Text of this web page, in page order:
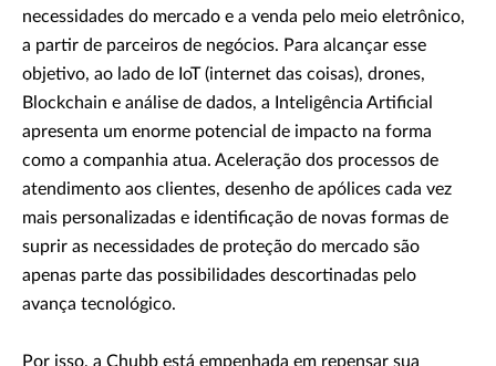
necessidades do mercado e a venda pelo meio eletrônico,
a partir de parceiros de negócios. Para alcançar esse
objetivo, ao lado de IoT (internet das coisas), drones,
Blockchain e análise de dados, a Inteligência Artificial
apresenta um enorme potencial de impacto na forma
como a companhia atua. Aceleração dos processos de
atendimento aos clientes, desenho de apólices cada vez
mais personalizadas e identificação de novas formas de
suprir as necessidades de proteção do mercado são
apenas parte das possibilidades descortinadas pelo
avança tecnológico.
Por isso, a Chubb está empenhada em repensar sua